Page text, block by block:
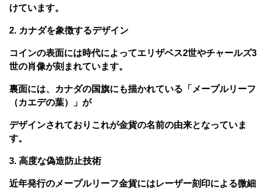
けています。
2. カナダを象徴するデザイン
コインの表面には時代によってエリザベス2世やチャールズ3
世の肖像が刻まれています。
裏面には、カナダの国旗にも描かれている「メープルリーフ
（カエデの葉）」が
デザインされておりこれが金貨の名前の由来となっていま
す。
3. 高度な偽造防止技術
近年発行のメープルリーフ金貨にはレーザー刻印による微細